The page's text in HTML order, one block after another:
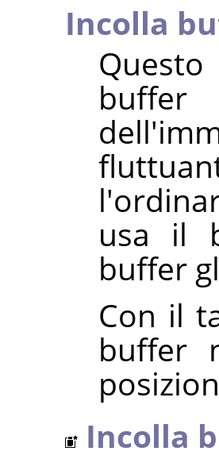
Incolla
buffer
usa il
buffer
Con il
buffer
Incolla